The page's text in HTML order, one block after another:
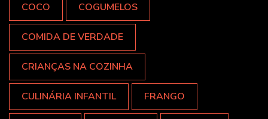
COCO COGUMELOS
COMIDA DE VERDADE
CRIANÇAS NA COZINHA
CULINÁRIA INFANTIL FRANGO